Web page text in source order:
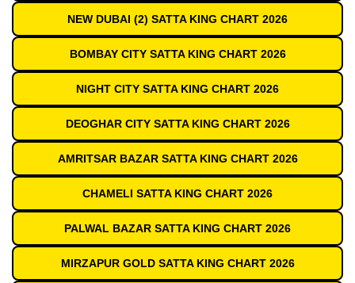
NEW DUBAI (2) SATTA KING CHART 2026
BOMBAY CITY SATTA KING CHART 2026
NIGHT CITY SATTA KING CHART 2026
DEOGHAR CITY SATTA KING CHART 2026
AMRITSAR BAZAR SATTA KING CHART 2026
CHAMELI SATTA KING CHART 2026
PALWAL BAZAR SATTA KING CHART 2026
MIRZAPUR GOLD SATTA KING CHART 2026